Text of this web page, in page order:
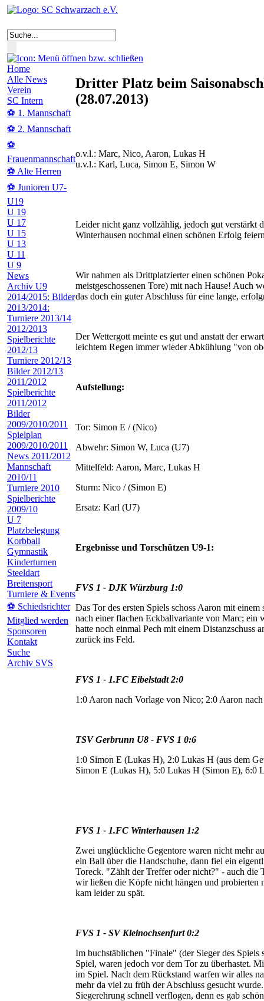
Home
Alle News
Verein
SC Intern
⚽ 1. Mannschaft
⚽ 2. Mannschaft
⚽
Frauenmannschaft
⚽ Alte Herren
⚽ Junioren U7-
U19
U 19
U 17
U 15
U 13
U 11
U 9
News
Archiv U9
2014/2015: Bilder
2013/2014:
Turniere 2013/14
2012/2013
Spielberichte
2012/13
Turniere 2012/13
Bilder 2012/13
2011/2012
Spielberichte
2011/2012
Bilder
2009/2010/2011
Spielplan
2009/2010/2011
News 2011/2012
Mannschaft
2010/11
Turniere 2010
Spielberichte
2009/10
U 7
Platzbelegung
Korbball
Gymnastik
Kinderturnen
Steeldart
Breitensport
Turniere & Events
⚽ Schiedsrichter
Mitglied werden
Sponsoren
Kontakt
Suche
Archiv SVS
Dritter Platz beim
(28.07.2013)
o.v.l.: Marc, Nico, Aaron, Lukas H
u.v.l.: Karl, Luca, Simon E, Simon W
Leider nicht ganz vollzählig, jedoch gut verstärkt
Winterhausen nochmal einen schönen Erfolg
Wir nahmen als Drittplatzierter einen schönen
meistgeschossenen Tore) mit nach Hause! Auch
das doch ein guter Abschluss für eine lange,
Der Wettergott meinte es gut und anstatt der
leichtem Regen immer wieder Abkühlung "von
Aufstellung:
Tor: Simon E / (Nico)
Abwehr: Simon W, Luca (U7)
Mittelfeld: Aaron, Marc, Lukas H
Sturm: Nico / (Simon E)
Ersatz: Karl (U7)
Ergebnisse und Torschützen U9-1:
FVS 1 - DJK Würzburg 1:0
Das Tor des ersten Spiels schoss Aaron mit
nach einer flachen Eckballvariante von Marc; ein
hatte noch einmal Pech mit einem Distanzschuss
zurück ins Feld.
FVS 1 - 1.FC Eibelstadt 2:0
1:0 Aaron nach Vorlage von Nico; 2:0 Aaron
TSV Gerbrunn U8 - FVS 1 0:6
1:0 Simon E (Lukas H), 2:0 Lukas H (aus dem
Simon E (Lukas H), 5:0 Lukas H (Simon E), 6:0
FVS 1 - 1.FC Winterhausen 1:2
Zwei unglückliche Gegentore waren nicht mehr
ein Ball über die Handschuhe, dann fiel ein
Toreck. "Zählt der Treffer oder nicht?" - auch die
wir ließen die Köpfe nicht hängen und probierten
kam leider zu spät.
FVS 1 - SV Kleinochsenfurt 0:2
Im buchstäblichen "Finale" (der Sieger des
Spiel, waren jedoch vor dem Tor zu überhastet.
im Spiel. Nach dem Rückstand warfen wir alles
mehr da viel zu früh der Abschluss gesucht
Siegerehrung schnell verflogen, denn es gab